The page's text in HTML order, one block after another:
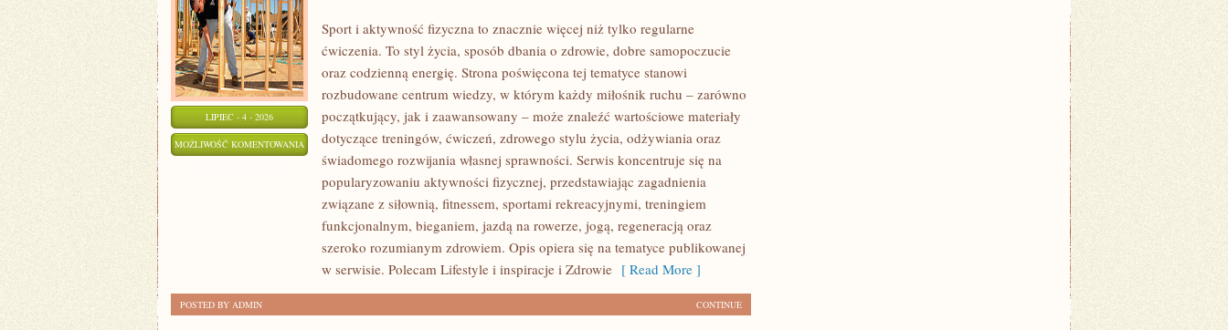
LIPIEC - 4 - 2026
MOŻLIWOŚĆ KOMENTOWANIA TRENING
SIŁOWY
Sport i aktywność fizyczna to znacznie więcej niż tylko regularne
ćwiczenia. To styl życia, sposób dbania o zdrowie, dobre samopoczucie
oraz codzienną energię. Strona poświęcona tej tematyce stanowi
rozbudowane centrum wiedzy, w którym każdy miłośnik ruchu – zarówno
początkujący, jak i zaawansowany – może znaleźć wartościowe materiały
dotyczące treningów, ćwiczeń, zdrowego stylu życia, odżywiania oraz
świadomego rozwijania własnej sprawności. Serwis koncentruje się na
popularyzowaniu aktywności fizycznej, przedstawiając zagadnienia
związane z siłownią, fitnessem, sportami rekreacyjnymi, treningiem
funkcjonalnym, bieganiem, jazdą na rowerze, jogą, regeneracją oraz
szeroko rozumianym zdrowiem. Opis opiera się na tematyce publikowanej
w serwisie. Polecam Lifestyle i inspiracje i Zdrowie [ Read More ]
CONTINUE
POSTED BY ADMIN